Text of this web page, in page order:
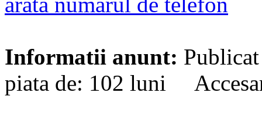
Informatii anunt:
piata de: 102 luni